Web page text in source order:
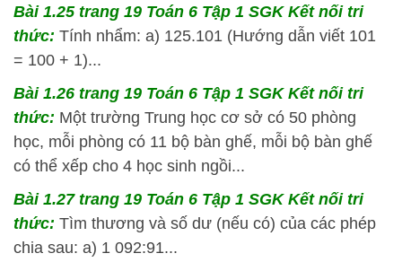
Bài 1.25 trang 19 Toán 6 Tập 1 SGK Kết nối tri
thức: Tính nhẩm: a) 125.101 (Hướng dẫn viết 101
= 100 + 1)...
Bài 1.26 trang 19 Toán 6 Tập 1 SGK Kết nối tri
thức: Một trường Trung học cơ sở có 50 phòng
học, mỗi phòng có 11 bộ bàn ghế, mỗi bộ bàn ghế
có thể xếp cho 4 học sinh ngồi...
Bài 1.27 trang 19 Toán 6 Tập 1 SGK Kết nối tri
thức: Tìm thương và số dư (nếu có) của các phép
chia sau: a) 1 092:91...